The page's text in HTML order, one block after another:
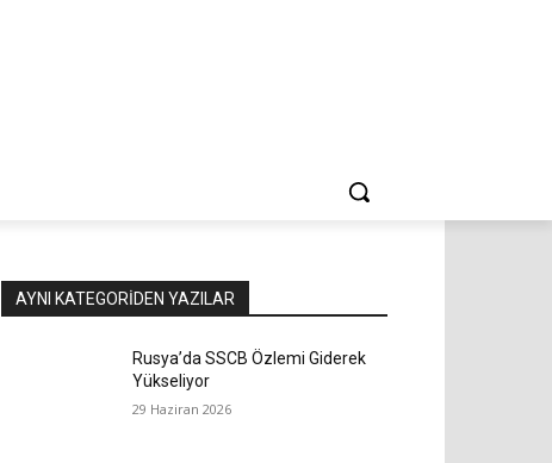
AYNI KATEGORIDEN YAZILAR
Rusya’da SSCB Özlemi Giderek
Yükseliyor
29 Haziran 2026